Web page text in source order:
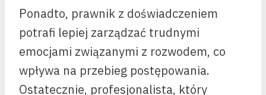
Ponadto, prawnik z doświadczeniem
potrafi lepiej zarządzać trudnymi
emocjami związanymi z rozwodem, co
wpływa na przebieg postępowania.
Ostatecznie, profesjonalista, który